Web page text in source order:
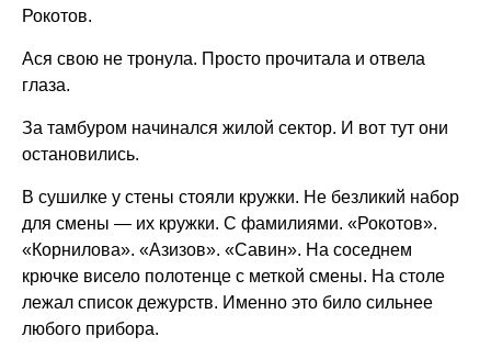
Рокотов.
Ася свою не тронула. Просто прочитала и отвела
глаза.
За тамбуром начинался жилой сектор. И вот тут они
остановились.
В сушилке у стены стояли кружки. Не безликий набор
для смены — их кружки. С фамилиями. «Рокотов».
«Корнилова». «Азизов». «Савин». На соседнем
крючке висело полотенце с меткой смены. На столе
лежал список дежурств. Именно это било сильнее
любого прибора.